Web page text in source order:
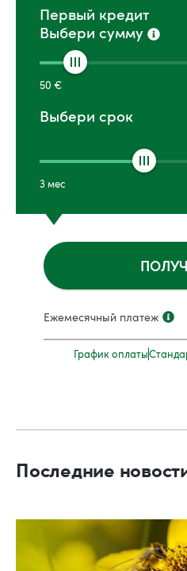
Первый кредит
Выбери сумму
50 €
Выбери срок
3 мес
Ежемесячный платеж
График оплаты
Последние